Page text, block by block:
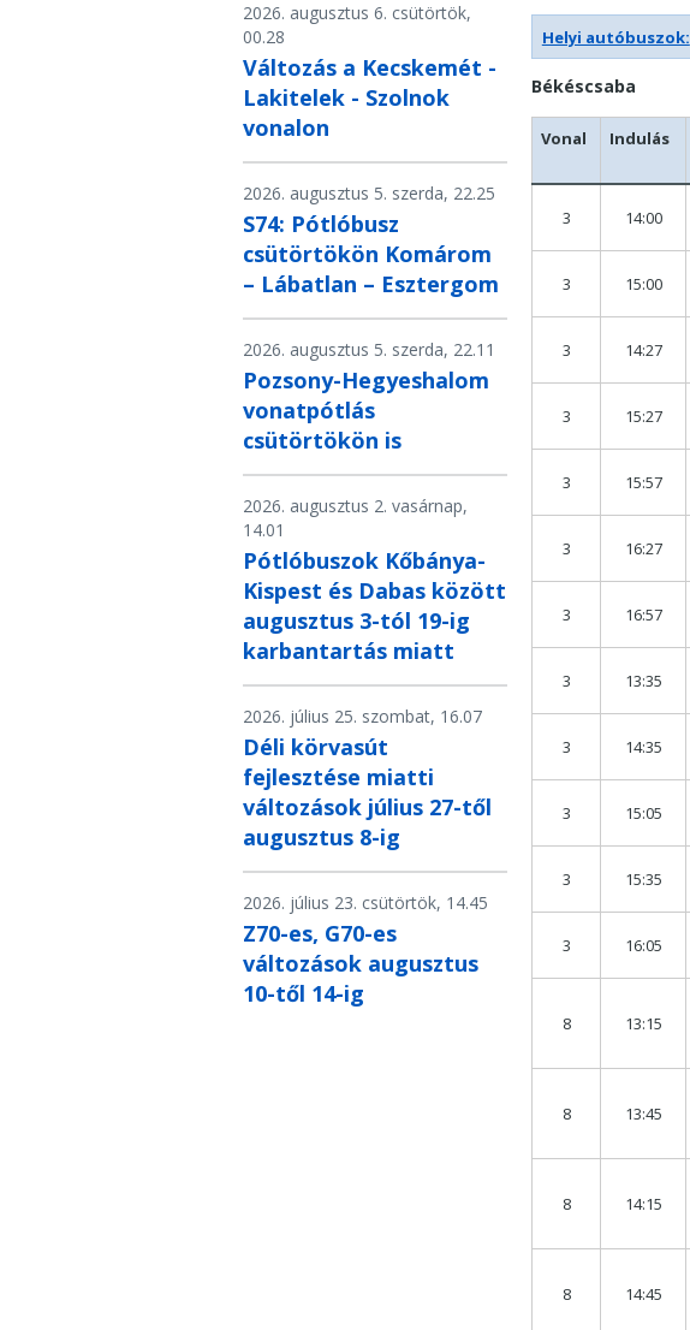
2026. augusztus 6. csütörtök,
00.28
Változás a Kecskemét -
Lakitelek - Szolnok
vonalon
2026. augusztus 5. szerda, 22.25
S74: Pótlóbusz
csütörtökön Komárom
– Lábatlan – Esztergom
2026. augusztus 5. szerda, 22.11
Pozsony-Hegyeshalom
vonatpótlás
csütörtökön is
2026. augusztus 2. vasárnap,
14.01
Pótlóbuszok Kőbánya-
Kispest és Dabas között
augusztus 3-tól 19-ig
karbantartás miatt
2026. július 25. szombat, 16.07
Déli körvasút
fejlesztése miatti
változások július 27-től
augusztus 8-ig
2026. július 23. csütörtök, 14.45
Z70-es, G70-es
változások augusztus
10-től 14-ig
Helyi autóbuszok:
Békéscsaba
Vonal Indulás
3 14:00
3 15:00
3 14:27
3 15:27
3 15:57
3 16:27
3 16:57
3 13:35
3 14:35
3 15:05
3 15:35
3 16:05
8 13:15
8 13:45
8 14:15
8 14:45